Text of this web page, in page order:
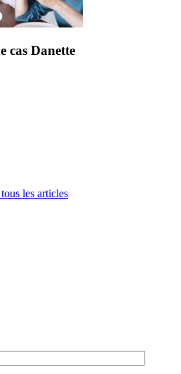
cas Danette
les articles